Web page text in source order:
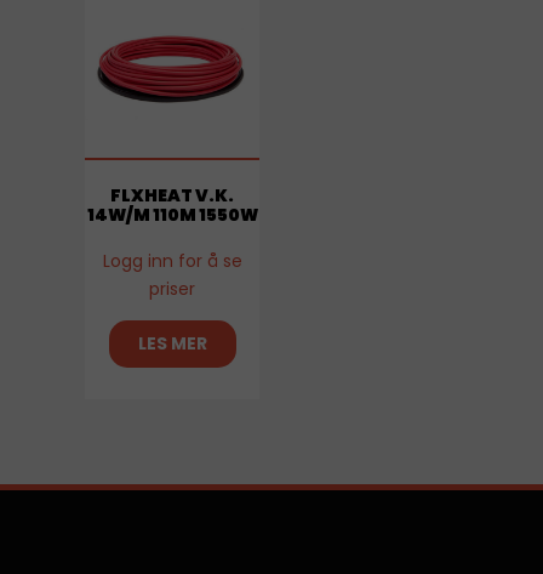
FLXHEAT V.K.
14W/M 110M 1550W
Logg inn for å se
priser
LES MER